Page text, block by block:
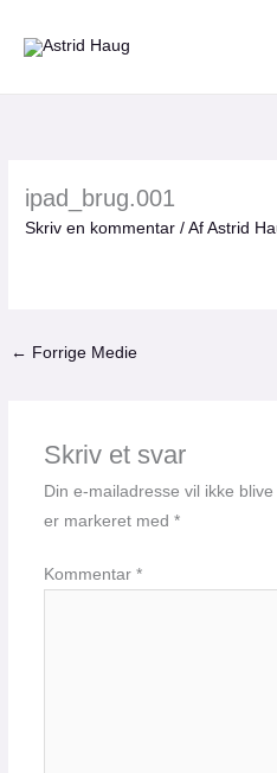
ipad_brug.001
Skriv en kommentar / AfAstrid
← Forrige Medie
Skriv et svar
Din e-mailadresse vil ikke blive
er markeret med *
Kommentar *